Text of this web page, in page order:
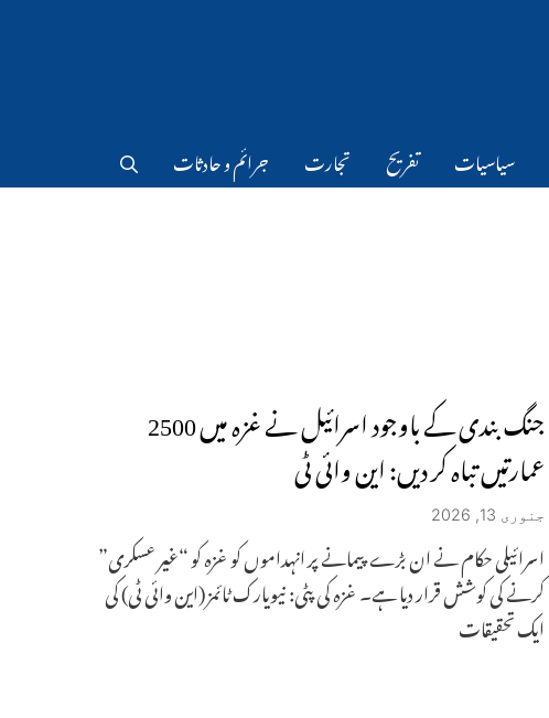
سیاسیات تفریح تجارت جرائم و حادثات
جنگ بندی کے باوجود اسرائیل نے غزہ میں 2500
عمارتیں تباہ کر دیں: این وائی ٹی
جنوری 13, 2026
اسرائیلی حکام نے ان بڑے پیمانے پر انہداموں کو غزہ کو “غیر عسکری”
کرنے کی کوشش قرار دیا ہے۔ غزہ کی پٹی: نیویارک ٹائمز (این وائی ٹی) کی
ایک تحقیقات